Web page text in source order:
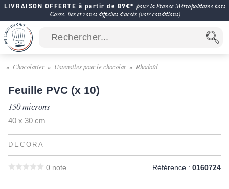
LIVRAISON OFFERTE à partir de 89€* pour la France Métropolitaine hors
Corse, îles et zones difficiles d'accès (voir conditions)
Chocolatier Ustensiles pour le chocolat Rhodoïd
Feuille PVC (x 10)
150 microns
40 x 30 cm
DECORA
0 note Référence : 0160724